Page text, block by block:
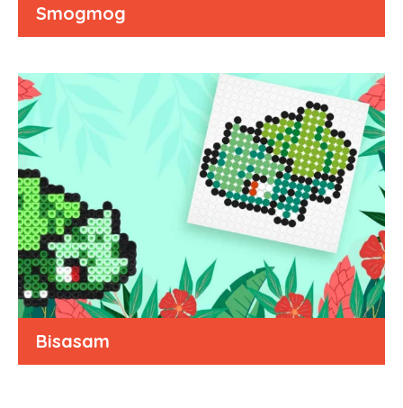
Smogmog
Bisasam